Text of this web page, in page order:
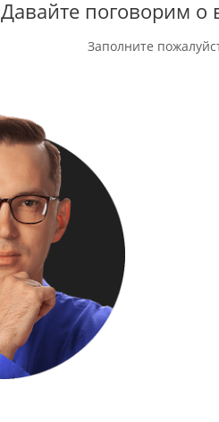
Давайте поговорим о
Заполните